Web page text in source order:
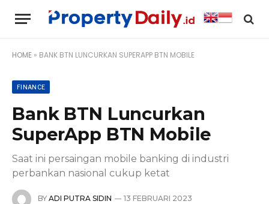
HOME » BANK BTN LUNCURKAN SUPERAPP BTN MOBILE
FINANCE
Bank BTN Luncurkan
SuperApp BTN Mobile
Saat ini persaingan mobile banking di industri
perbankan nasional cukup ketat
BY ADI PUTRA SIDIN 13 FEBRUARI 2023